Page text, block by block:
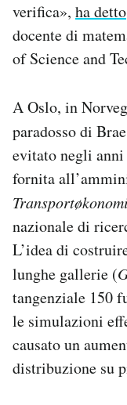
verifica», ha detto
docente di
of Science and
A Oslo, in
paradosso di
evitato negli anni
fornita
nazionale di
L’idea di
lunghe gallerie (
tangenziale 150
le simulazioni
causato un
distribuzione su